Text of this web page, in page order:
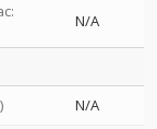
N/A
N/A